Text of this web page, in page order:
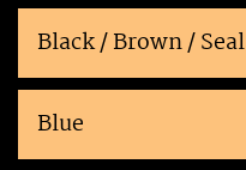
Black / Brown / Seal
Blue